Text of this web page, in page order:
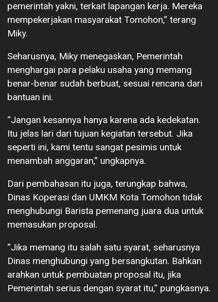
pemerintah yakni, terkait lapangan kerja. Mereka
mempekerjakan masyarakat Tomohon,” terang
Miky.
Seharusnya, Miky menegaskan, Pemerintah
menghargai para pelaku usaha yang memang
benar-benar sudah berbuat, sesuai rencana dari
bantuan ini.
“Jangan kesannya hanya karena ada kedekatan.
Itu jelas lari dari tujuan kegiatan tersebut. Jika
seperti ini, kami tentu sangat pesimis untuk
menambah anggaran,” ungkapnya.
Dari pembahasan itu juga, terungkap bahwa,
Dinas Koperasi dan UMKM Kota Tomohon tidak
menghubungi Barista pemenang juara dua untuk
memasukan proposal.
“Jika memang itu salah satu syarat, seharusnya
Dinas menghubungi yang bersangkutan. Bahkan
arahkan untuk pembuatan proposal itu, jika
Pemerintah serius dengan syarat itu,” pungkasnya.